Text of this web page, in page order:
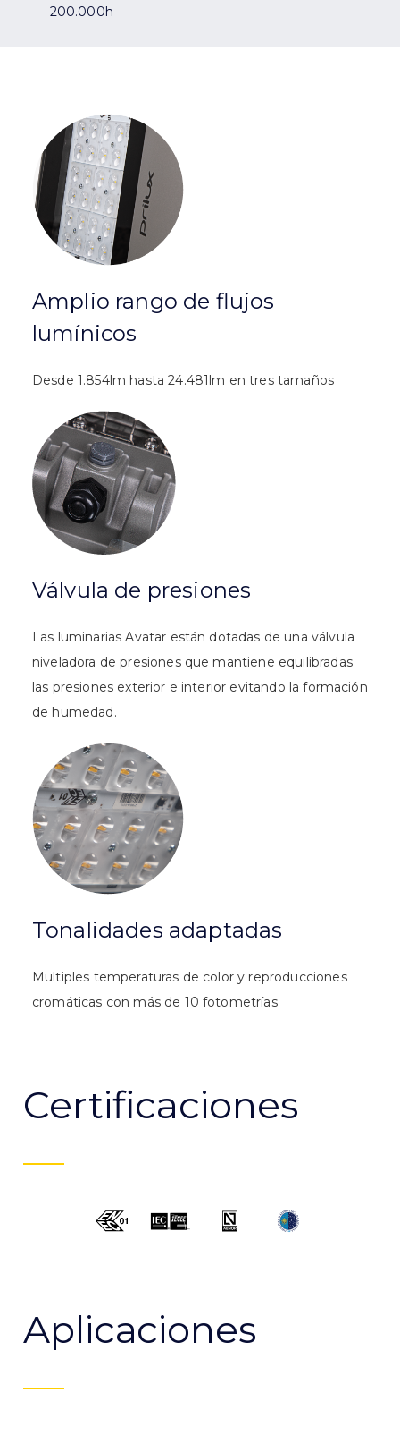
200.000h
Amplio rango de flujos
lumínicos
Desde 1.854lm hasta 24.481lm en tres tamaños
Válvula de presiones
Las luminarias Avatar están dotadas de una válvula
niveladora de presiones que mantiene equilibradas
las presiones exterior e interior evitando la formación
de humedad.
Tonalidades adaptadas
Multiples temperaturas de color y reproducciones
cromáticas con más de 10 fotometrías
Certificaciones
Aplicaciones